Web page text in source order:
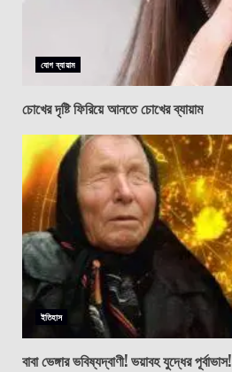
যোগ ব্যায়াম
চোখের দৃষ্টি ফিরিয়ে আনতে চোখের ব্যায়াম
ইতিহাস
বাবা ভেঙ্গার ভবিষ্যদ্বাণী! ভয়াবহ যুদ্ধের পূর্বাভাস!